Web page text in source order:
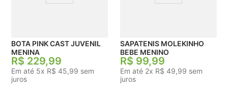
BOTA PINK CAST JUVENIL
MENINA
R$ 229,99
Em até 5x R$ 45,99 sem
juros
SAPATENIS MOLEKINHO
BEBE MENINO
R$ 99,99
Em até 2x R$ 49,99 sem
juros